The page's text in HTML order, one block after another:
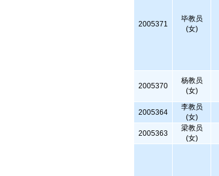
2005371
毕教员
(女)
2005370
杨教员
(女)
2005364
李教员
(女)
2005363
梁教员
(女)